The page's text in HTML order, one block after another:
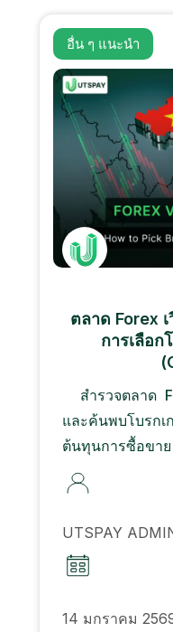
อื่น ๆ แนะนํา
ตลาด Forex
การเลือก
สำรวจตลาด
และค้นพบโบรก
ต้นทุนการซื้อขาย
UTSPAY
14 มกราคม